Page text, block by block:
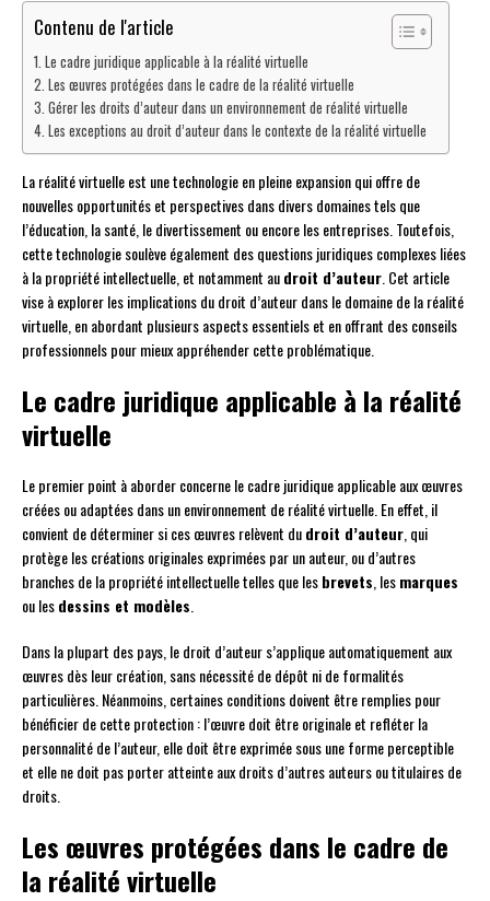
Contenu de l'article
Le cadre juridique applicable à la réalité virtuelle
Les œuvres protégées dans le cadre de la réalité virtuelle
Gérer les droits d’auteur dans un environnement de réalité virtuelle
Les exceptions au droit d’auteur dans le contexte de la réalité virtuelle
La réalité virtuelle est une technologie en pleine expansion qui offre de
nouvelles opportunités et perspectives dans divers domaines tels que
l’éducation, la santé, le divertissement ou encore les entreprises. Toutefois,
cette technologie soulève également des questions juridiques complexes liées
à la propriété intellectuelle, et notamment audroit d’auteur . Cet article
vise à explorer les implications du droit d’auteur dans le domaine de la réalité
virtuelle, en abordant plusieurs aspects essentiels et en offrant des conseils
professionnels pour mieux appréhender cette problématique.
Le cadre juridique applicable à la réalité
virtuelle
Le premier point à aborder concerne le cadre juridique applicable aux œuvres
créées ou adaptées dans un environnement de réalité virtuelle. En effet, il
convient de déterminer si ces œuvres relèvent dudroit d’auteur , qui
protège les créations originales exprimées par un auteur, ou d’autres
branches de la propriété intellectuelle telles que lesbrevets , lesmarques
ou lesdessins et modèles
Dans la plupart des pays, le droit d’auteur s’applique automatiquement aux
œuvres dès leur création, sans nécessité de dépôt ni de formalités
particulières. Néanmoins, certaines conditions doivent être remplies pour
bénéficier de cette protection : l’œuvre doit être originale et refléter la
personnalité de l’auteur, elle doit être exprimée sous une forme perceptible
et elle ne doit pas porter atteinte aux droits d’autres auteurs ou titulaires de
droits.
Les œuvres protégées dans le cadre de
la réalité virtuelle